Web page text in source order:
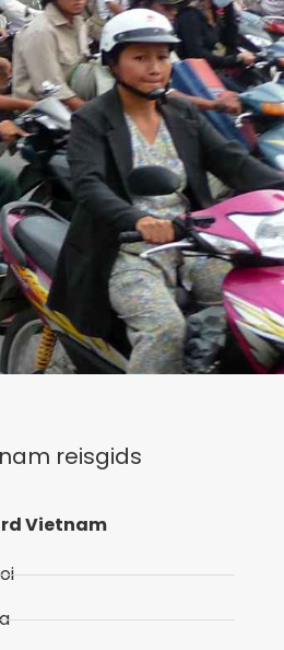
reisgids
Vietnam